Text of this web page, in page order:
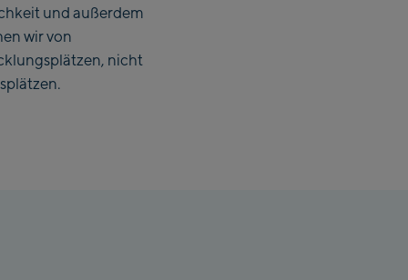
Talstation /
und außerdem
wir von
nicht